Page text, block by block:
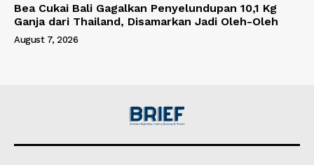
Bea Cukai Bali Gagalkan Penyelundupan 10,1 Kg
Ganja dari Thailand, Disamarkan Jadi Oleh-Oleh
August 7, 2026